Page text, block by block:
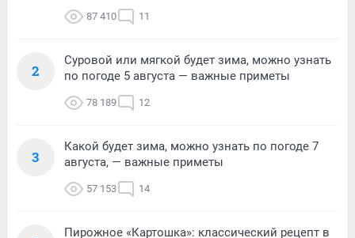
87 410 11
2
Суровой или мягкой будет зима, можно узнать
по погоде 5 августа — важные приметы
78 189 12
3
Какой будет зима, можно узнать по погоде 7
августа, — важные приметы
57 153 14
Пирожное «Картошка»: классический рецепт в